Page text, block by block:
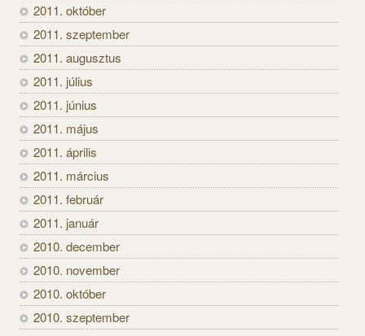
2011. október
2011. szeptember
2011. augusztus
2011. július
2011. június
2011. május
2011. április
2011. március
2011. február
2011. január
2010. december
2010. november
2010. október
2010. szeptember